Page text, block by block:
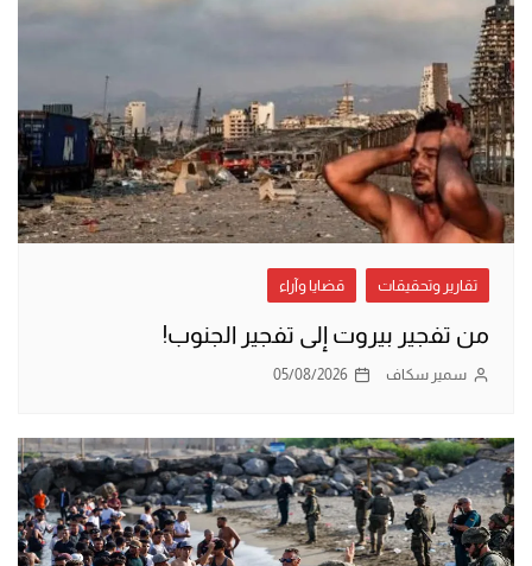
تقارير وتحقيقات قضايا وآراء
من تفجير بيروت إلى تفجير الجنوب!
سمير سكاف 05/08/2026